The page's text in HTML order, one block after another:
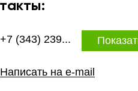
+7 (343) 239...
Написать на e-mail